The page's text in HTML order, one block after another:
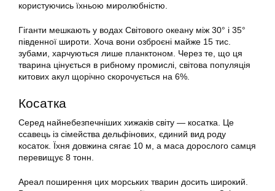
користуючись їхньою миролюбністю.
Гіганти мешкають у водах Світового океану між 30° і 35°
південної широти. Хоча вони озброєні майже 15 тис.
зубами, харчуються лише планктоном. Через те, що ця
тварина цінується в рибному промислі, світова популяція
китових акул щорічно скорочується на 6%.
Косатка
Серед найнебезпечніших хижаків світу — косатка. Це
ссавець із сімейства дельфінових, єдиний вид роду
косаток. Їхня довжина сягає 10 м, а маса дорослого самця
перевищує 8 тонн.
Ареал поширення цих морських тварин досить широкий.